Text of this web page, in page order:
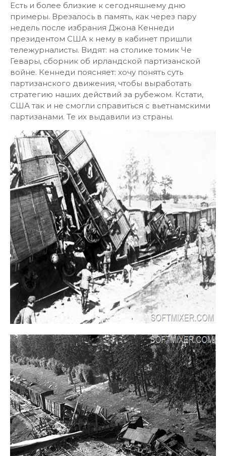
Есть и более близкие к сегодняшнему дню
примеры. Врезалось в память, как через пару
недель после избрания Джона Кеннеди
президентом США к нему в кабинет пришли
тележурналисты. Видят: на столике томик Че
Гевары, сборник об ирландской партизанской
войне. Кеннеди поясняет: хочу понять суть
партизанского движения, чтобы выработать
стратегию наших действий за рубежом. Кстати,
США так и не смогли справиться с вьетнамскими
партизанами. Те их выдавили из страны.